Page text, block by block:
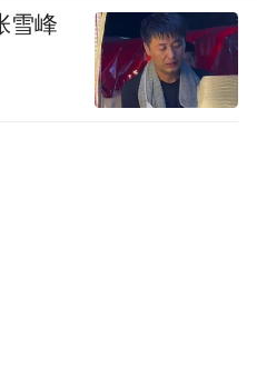
雪峰